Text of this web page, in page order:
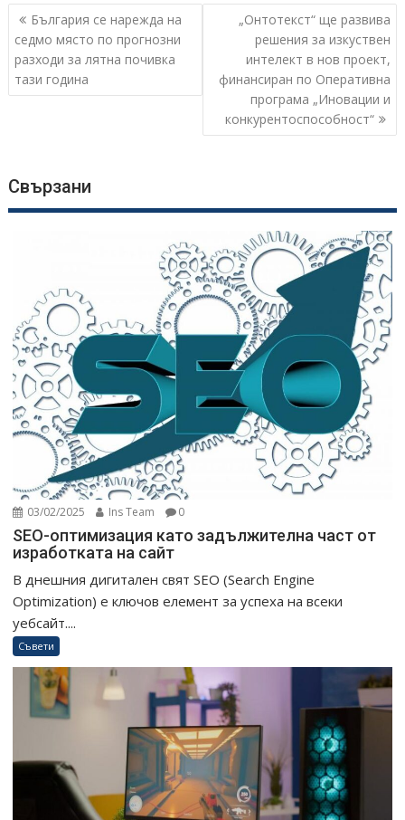
Навигация
България се нарежда на
седмо място по прогнозни
разходи за лятна почивка
тази година
„Онтотекст“ ще развива
решения за изкуствен
интелект в нов проект,
финансиран по Оперативна
програма „Иновации и
конкурентоспособност“
Свързани
03/02/2025 Ins Team 0
SEO-оптимизация като задължителна част от
изработката на сайт
В днешния дигитален свят SEO (Search Engine
Optimization) е ключов елемент за успеха на всеки
уебсайт....
Съвети